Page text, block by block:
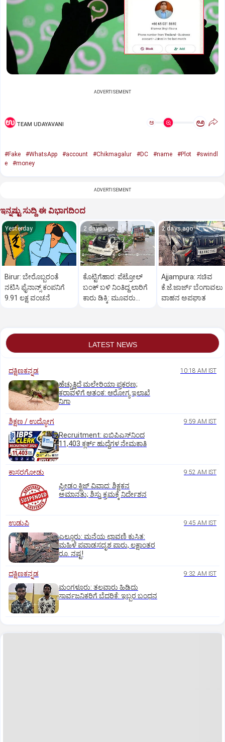
ADVERTISEMENT
TEAM UDAYAVANI ಅ ಅ
#Fake #WhatsApp #account #Chikmagalur #DC #name #Plot
#swindl
e
#money
ADVERTISEMENT
ಇನ್ನಷ್ಟು ಸುದ್ದಿ ಈ ವಿಭಾಗದಿಂದ
Yesterday
Birur: ಬೇರೊಬ್ಬರಂತೆ
ನಟಿಸಿ ಫೈನಾನ್ಸ್ ಕಂಪನಿಗೆ
9.91 ಲಕ್ಷ ವಂಚನೆ
2 days ago
ಕೊಟ್ಟಿಗೆಹಾರ: ಪೆಟ್ರೋಲ್
ಬಂಕ್ ಬಳಿ ನಿಂತಿದ್ದ ಲಾರಿಗೆ
ಕಾರು ಡಿಕ್ಕಿ: ಮೂವರು
2 days ago
Ajjampura: ಸಚಿವ
ಕೆ.ಜೆ.ಜಾರ್ಜ್ ಬೆಂಗಾವಲು
ವಾಹನ ಅಪಘಾತ
LATEST NEWS
ದಕ್ಷಿಣಕನ್ನಡ 10:18 AM IST
ಹೆಚ್ಚುತ್ತಿದೆ ಮಲೇರಿಯಾ ಪ್ರಕರಣ;
ಕರಾವಳಿಗೆ ಆತಂಕ: ಆರೋಗ್ಯ ಇಲಾಖೆ
ನಿಗಾ
ಶಿಕ್ಷಣ / ಉದ್ಯೋಗ 9:59 AM IST
Recruitment: ಐಬಿಪಿಎಸ್‌ನಿಂದ
11,403 ಕ್ಲರ್ಕ್‌ ಹುದ್ದೆಗಳ ನೇಮಕಾತಿ
ಕಾಸರಗೋಡು 9:52 AM IST
ಫ್ರೀಡಂ ಕ್ವಿಜ್‌ ವಿವಾದ: ಶಿಕ್ಷಕನ
ಅಮಾನತು; ಶಿಸ್ತು ಕ್ರಮಕ್ಕೆ ನಿರ್ದೇಶನ
ಉಡುಪಿ 9:45 AM IST
ಎಲ್ಲೂರು: ಮನೆಯ ಛಾವಣಿ ಕುಸಿತ:
ಮಹಿಳೆ ಪವಾಡಸದೃಶ ಪಾರು, ಲಕ್ಷಾಂತರ
ರೂ. ನಷ್ಟ!
ದಕ್ಷಿಣಕನ್ನಡ 9:32 AM IST
ಮಂಗಳೂರು: ತಲವಾರು ಹಿಡಿದು
ಸಾರ್ವಜನಿಕರಿಗೆ ಬೆದರಿಕೆ: ಇಬ್ಬರ ಬಂಧನ